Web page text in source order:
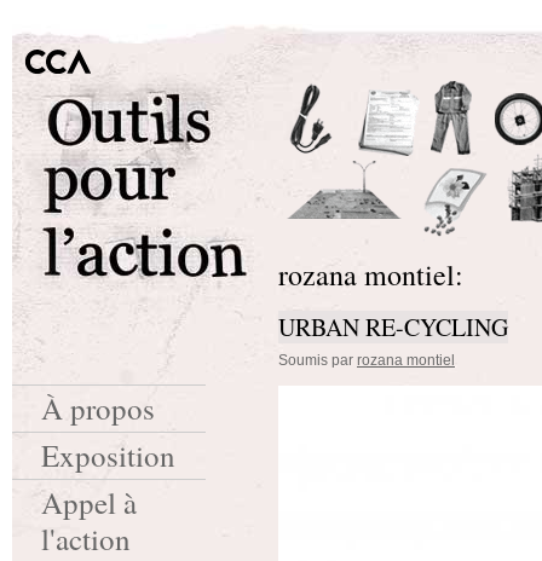
rozana montiel:
URBAN RE-CYCLING
Soumis par rozana montiel
À propos
Exposition
Appel à
l'action